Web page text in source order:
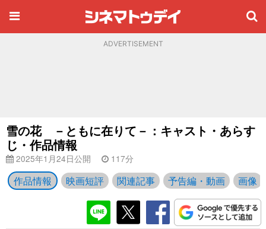
ADVERTISEMENT
雪の花 －ともに在りて－：キャスト・あらす
じ・作品情報
2025年1月24日公開 117分
作品情報 映画短評 関連記事 予告編・動画 画像